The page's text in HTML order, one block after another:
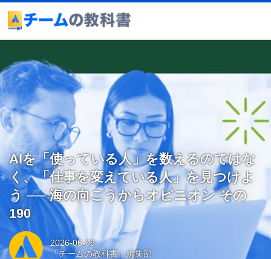
AIを「使っている人」を数えるのではな
く、「仕事を変えている人」を見つけよ
う ── 海の向こうからオピニオン その
190
2026-06-09
「チームの教科書」編集部